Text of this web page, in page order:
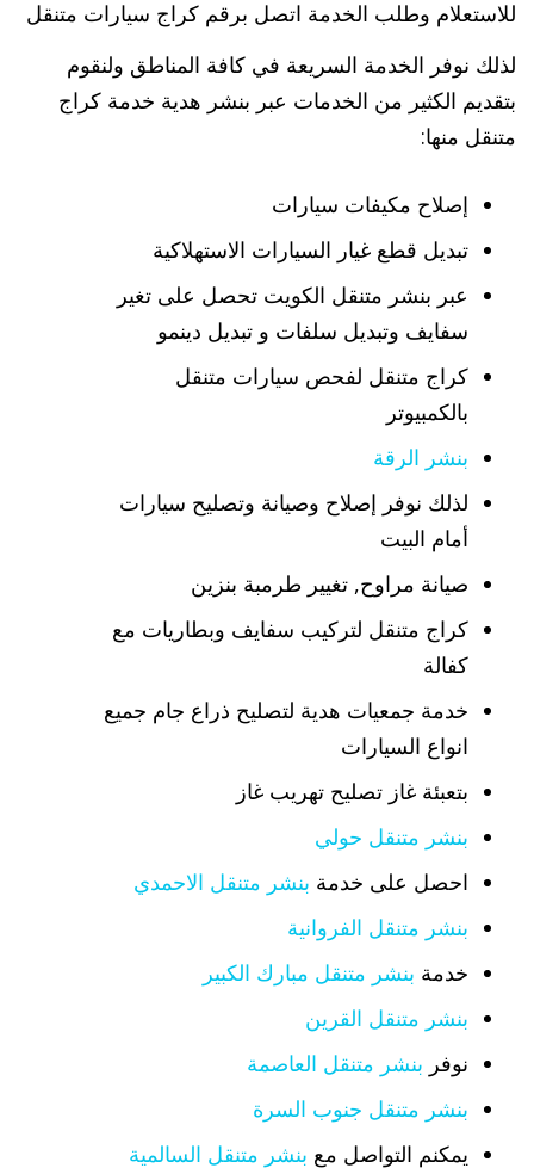
للاستعلام وطلب الخدمة اتصل برقم كراج سيارات متنقل
لذلك نوفر الخدمة السريعة في كافة المناطق ولنقوم
بتقديم الكثير من الخدمات عبر بنشر هدية خدمة كراج
متنقل منها:
إصلاح مكيفات سيارات
تبديل قطع غيار السيارات الاستهلاكية
عبر بنشر متنقل الكويت تحصل على تغير
سفايف وتبديل سلفات و تبديل دينمو
كراج متنقل لفحص سيارات متنقل
بالكمبيوتر
بنشر الرقة
لذلك نوفر إصلاح وصيانة وتصليح سيارات
أمام البيت
صيانة مراوح, تغيير طرمبة بنزين
كراج متنقل لتركيب سفايف وبطاريات مع
كفالة
خدمة جمعيات هدية لتصليح ذراع جام جميع
انواع السيارات
بتعبئة غاز تصليح تهريب غاز
بنشر متنقل حولي
احصل على خدمة بنشر متنقل الاحمدي
بنشر متنقل الفروانية
خدمة بنشر متنقل مبارك الكبير
بنشر متنقل القرين
نوفر بنشر متنقل العاصمة
بنشر متنقل جنوب السرة
يمكنم التواصل مع بنشر متنقل السالمية